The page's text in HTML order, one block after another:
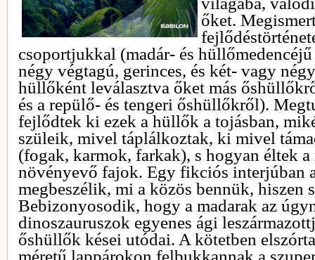
őket.
csoportjukkal (madár- és
négy végtagú, gerinces, és két- vagy
hüllőként leválasztva őket más
és a repülő- és tengeri őshüllőkről).
fejlődtek ki ezek a hüllők a tojásban,
szüleik, mivel táplálkoztak, ki mivel
(fogak, karmok, farkak), s hogyan éltek a
növényevő fajok. Egy fikciós interjúban
megbeszélik, mi a közös bennük, hiszen
Bebizonyosodik, hogy a madarak az
dinoszauruszok egyenes ági
őshüllők kései utódai. A kötetben